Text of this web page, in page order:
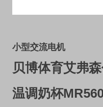
小型交流电机
贝博体育艾弗
温调奶杯